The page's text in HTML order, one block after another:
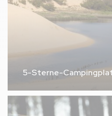
5-Sterne-